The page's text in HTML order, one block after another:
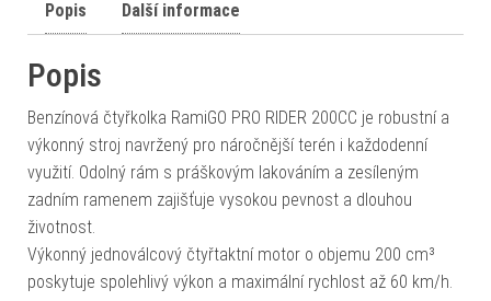
Popis Další informace
Popis
Benzínová čtyřkolka RamiGO PRO RIDER 200CC je robustní a
výkonný stroj navržený pro náročnější terén i každodenní
využití. Odolný rám s práškovým lakováním a zesíleným
zadním ramenem zajišťuje vysokou pevnost a dlouhou
životnost.
Výkonný jednoválcový čtyřtaktní motor o objemu 200 cm³
poskytuje spolehlivý výkon a maximální rychlost až 60 km/h.